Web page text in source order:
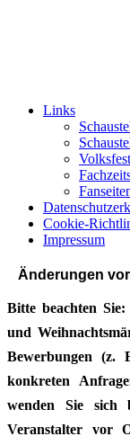
Links
Cookie-
Impressum
Änderungen
Bitte beachten
und
Bewerbungen (z.
konkreten
wenden Sie sich
Veranstalter vor